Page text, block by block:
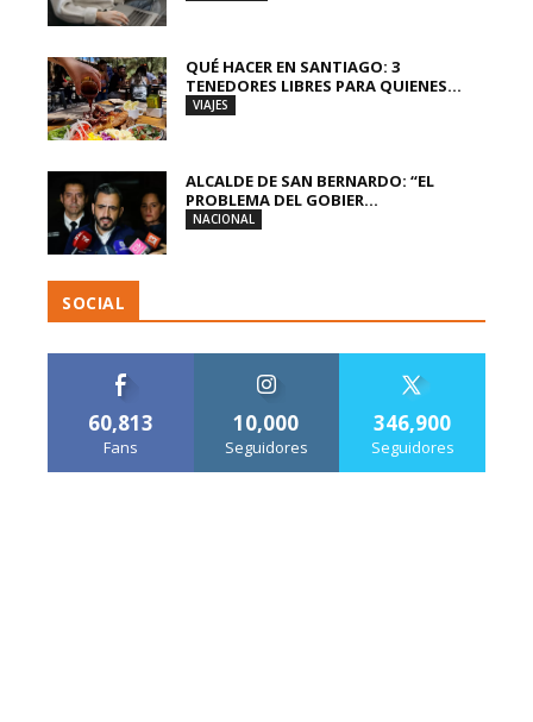
QUÉ HACER EN SANTIAGO: 3
TENEDORES LIBRES PARA QUIENES...
VIAJES
ALCALDE DE SAN BERNARDO: “EL
PROBLEMA DEL GOBIER...
NACIONAL
SOCIAL
60,813
Fans
10,000
Seguidores
346,900
Seguidores